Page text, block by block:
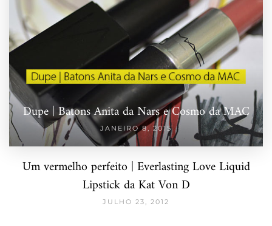
Dupe | Batons Anita da Nars e Cosmo da MAC
JANEIRO 8, 2015
Um vermelho perfeito | Everlasting Love Liquid
Lipstick da Kat Von D
JULHO 23, 2012